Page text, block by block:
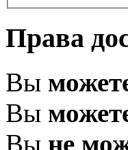
Права
Вы
Вы
Вы не